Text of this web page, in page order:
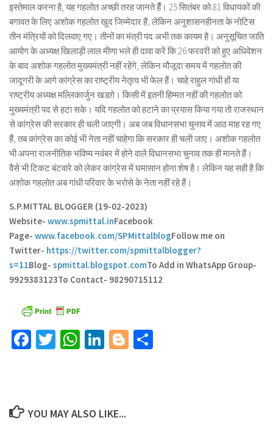
इस्तेमाल करना है, यह गहलोत अच्छी तरह जानते हैँ। 25 सितंबर को 81 विधायकों की
बगावत के लिए अशोक गहलोत खुद जिम्मेदार हैं, लेकिन अनुशासनहीनता के नोटिस
तीन मंत्रियों को दिलवाए गए। तीनों का मंत्री पद अभी तक कायम है। अनुसूचित जाति
आयोग के अध्यक्ष खिलाड़ी लाल मीणा भले ही दावा करें कि 26 फरवरी को हुए अधिवेशन
के बाद अशोक गहलोत मुख्यमंत्री नहीं रहेंगे, लेकिन मौजूदा समय में गहलोत की
जादूगरी के आगे कांग्रेस का राष्ट्रीय नेतृत्व भी फेल हैं। चाहे राहुल गांधी हों या
राष्ट्रीय अध्यक्ष मल्लिकार्जुन खडग़े। किसी में इतनी हिम्मत नहीं की गहलोत को
मुख्यमंत्री पद से हटा सके। यदि गहलोत को हटाने का प्रयास किया गया तो राजस्थान
से कांग्रेस की सरकार ही चली जाएगी। अब जब विधानसभा चुनाव में आठ माह रह गए
हैं, तब कांग्रेस का कोई भी नेता नहीं चाहेगा कि सरकार ही चली जाए। अशोक गहलोत
भी अपना राजनीतिक भविष्य नवंबर में होने वाले विधानसभा चुनाव तक ही मानते हैं।
वैसे भी टिकट बंटवारे को लेकर कांग्रेस में घमासान होना शेष है। लेकिन यह सही है कि
अशोक गहलोत अब गांधी परिवार के भरोसे के नेता नहीं रहे हैं।
S.P.MITTAL BLOGGER (19-02-2023)
Website- www.spmittal.inFacebook
Page- www.facebook.com/SPMittalblogFollow me on
Twitter- https://twitter.com/spmittalblogger?
s=11Blog- spmittal.blogspot.comTo Add in WhatsApp Group-
9929383123To Contact- 98290715112
Facebook
TwitterWhatsApp
LinkedIn
Blogger
YOU MAY ALSO LIKE...